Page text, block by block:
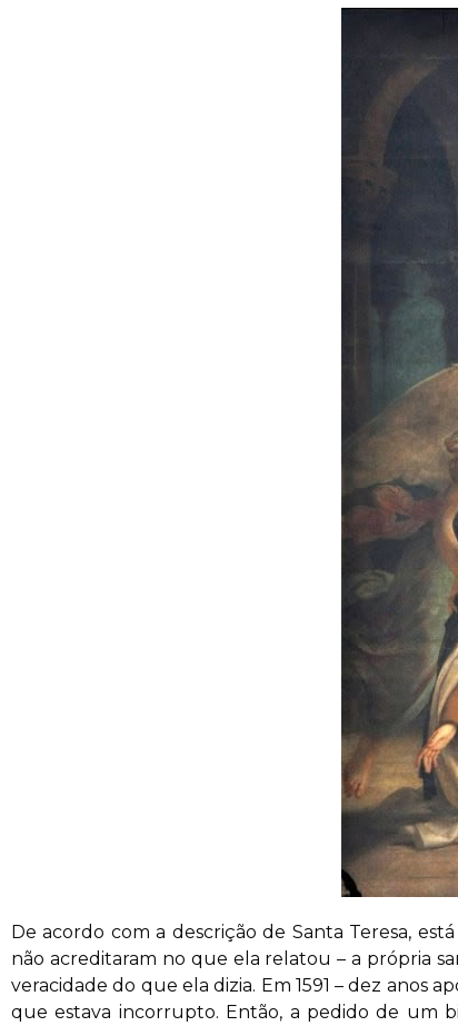
De acordo com a descrição de Santa Teresa,
não acreditaram no que ela relatou – a própria
veracidade do que ela dizia. Em 1591 – dez anos
que estava incorrupto. Então, a pedido de um